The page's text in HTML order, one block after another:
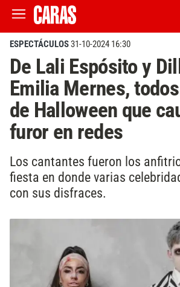
ESPECTÁCULOS31-10-2024 16:30
De Lali Espósito y
Emilia Mernes,
de Halloween que
furor en redes
Los cantantes fueron los
fiesta en donde varias
con sus disfraces.